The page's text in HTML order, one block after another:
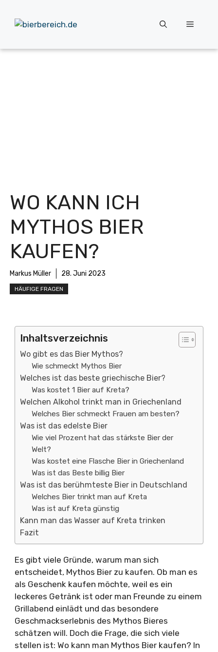
Inhalt
springen
Menü
WO KANN ICH
MYTHOS BIER
KAUFEN?
Markus Müller 28. Juni 2023
HÄUFIGE FRAGEN
Inhaltsverzeichnis
Wo gibt es das Bier Mythos?
Wie schmeckt Mythos Bier
Welches ist das beste griechische Bier?
Was kostet 1 Bier auf Kreta?
Welchen Alkohol trinkt man in Griechenland
Welches Bier schmeckt Frauen am besten?
Was ist das edelste Bier
Wie viel Prozent hat das stärkste Bier der
Welt?
Was kostet eine Flasche Bier in Griechenland
Was ist das Beste billig Bier
Was ist das berühmteste Bier in Deutschland
Welches Bier trinkt man auf Kreta
Was ist auf Kreta günstig
Kann man das Wasser auf Kreta trinken
Fazit
Es gibt viele Gründe, warum man sich
entscheidet, Mythos Bier zu kaufen. Ob man es
als Geschenk kaufen möchte, weil es ein
leckeres Getränk ist oder man Freunde zu einem
Grillabend einlädt und das besondere
Geschmackserlebnis des Mythos Bieres
schätzen will. Doch die Frage, die sich viele
stellen ist: Wo kann man Mythos Bier kaufen? In